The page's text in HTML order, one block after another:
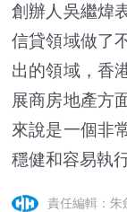
創辦人吳繼煒
信貸領域做了
出的領域，香
展商房地產方
來說是一個非
穩健和容易執
責任編輯：朱